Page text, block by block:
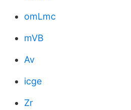
omLmc
mVB
Av
icge
Zr